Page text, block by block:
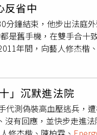
面臨的風險，已進一步
：「即使透過較長的
路線避開荷姆茲海峽
）示警：「只要蘇伊士
域安全風險的評估。」
河運作受到干擾，價格
者身上。」不過，標普
，達米埃塔港遇襲事件
價格考量。」報導補
天然氣供應，都必須經
省中
鐘結束，他步出法庭
是舊手機，在雙手合十
年間，向藝人修杰楷
30萬元費用協助逃兵
年前，花15萬元找槍手
行，表示透過謝坤達認
，且他是因家庭因素
沒有主動自首，而修杰
」沉默進法院
測偽裝高血壓逃兵，
有回應，並快步走進